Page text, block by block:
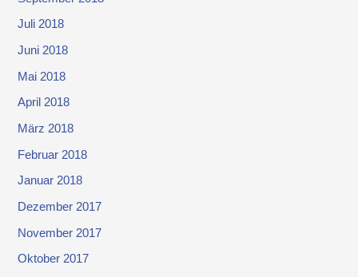
Juli 2018
Juni 2018
Mai 2018
April 2018
März 2018
Februar 2018
Januar 2018
Dezember 2017
November 2017
Oktober 2017